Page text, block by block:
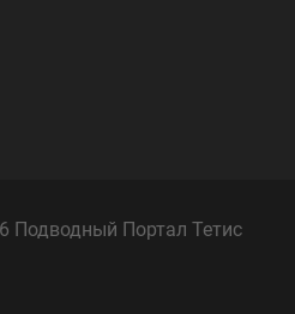
Подводный Портал Тетис